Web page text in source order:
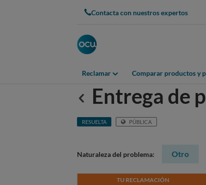
Contacta con nuestros expertos
Reclamar Comparar productos y
Anterior
Entrega de
RESUELTA PÚBLICA
Naturaleza del problema: Otro
TU RECLAMACIÓN